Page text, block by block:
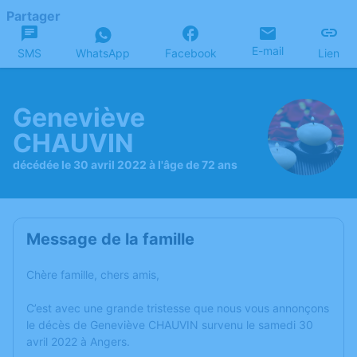
Partager
SMS WhatsApp Facebook E-mail Lien
Geneviève
CHAUVIN
décédée le 30 avril 2022 à l'âge de 72 ans
Message de la famille
Chère famille, chers amis,
C’est avec une grande tristesse que nous vous annonçons
le décès de Geneviève CHAUVIN survenu le samedi 30
avril 2022 à Angers.